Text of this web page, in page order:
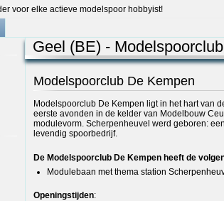
voor elke actieve modelspoor hobbyist!
Geel (BE) -
Modelspoorclub De Kempen
Modelspoorclub De Kempen ligt in het hart van
eerste avonden in de kelder van Modelbouw
modulevorm. Scherpenheuvel werd geboren:
levendig spoorbedrijf.
De Modelspoorclub De Kempen heeft de
Modulebaan met thema station
Openingstijden: